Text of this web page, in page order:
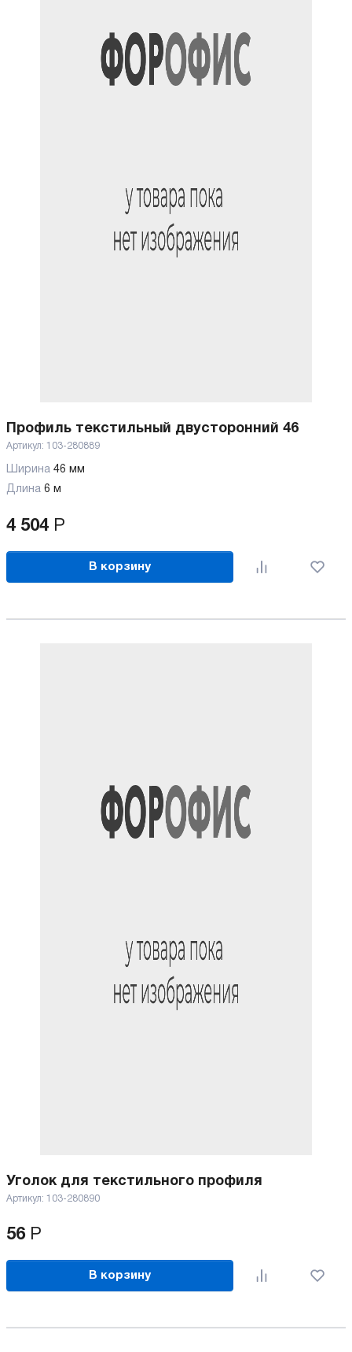
Профиль текстильный двусторонний 46
Артикул: 103-280889
Ширина 46 мм
Длина 6 м
4 504 Р
В корзину
Уголок для текстильного профиля
Артикул: 103-280890
56 Р
В корзину